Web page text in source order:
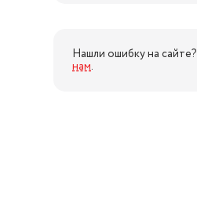
Нашли ошибку на сайте?
нам.